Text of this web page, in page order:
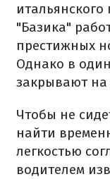
"Базика"
престижных
Однако в
закрывают на
Чтобы не
найти
легкостью
водителем